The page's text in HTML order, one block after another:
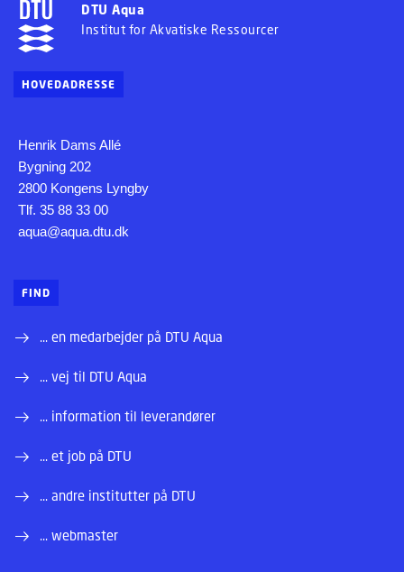
DTU Aqua
Institut for Akvatiske Ressourcer
HOVEDADRESSE
Henrik Dams Allé
Bygning 202
2800 Kongens Lyngby
Tlf. 35 88 33 00
aqua@aqua.dtu.dk
FIND
... en medarbejder på DTU Aqua
... vej til DTU Aqua
... information til leverandører
... et job på DTU
... andre institutter på DTU
... webmaster